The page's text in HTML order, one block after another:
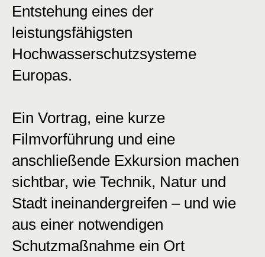
Entstehung eines der
leistungsfähigsten
Hochwasserschutzsysteme
Europas.
Ein Vortrag, eine kurze
Filmvorführung und eine
anschließende Exkursion machen
sichtbar, wie Technik, Natur und
Stadt ineinandergreifen – und wie
aus einer notwendigen
Schutzmaßnahme ein Ort